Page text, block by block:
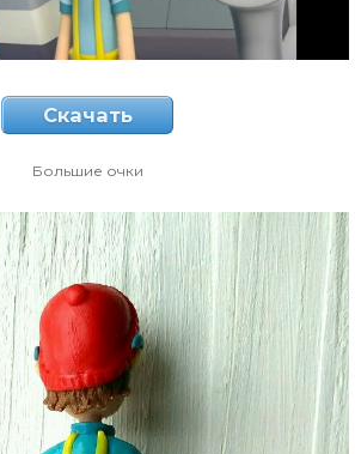
Скачать
Большие очки